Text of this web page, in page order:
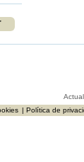
| Política de